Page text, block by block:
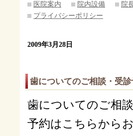
医院案内 院内設備 院
プライバシーポリシー
2009年3月28日
歯についてのご相談・受
歯についてのご相
予約はこちらから